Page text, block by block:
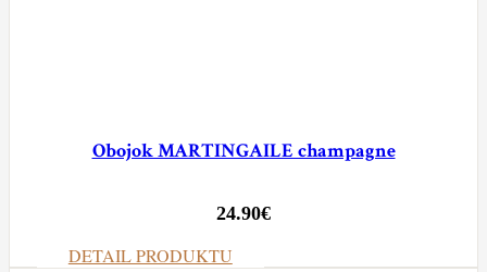
Obojok MARTINGAILE champagne
24.90€
DETAIL PRODUKTU